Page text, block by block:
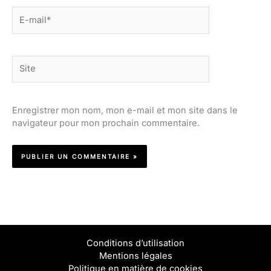
mail*
Enregistrer mon nom, mon e-mail et mon site dans le
navigateur pour mon prochain commentaire.
Conditions d’utilisation
Mentions légales
Politique en matière de cookies